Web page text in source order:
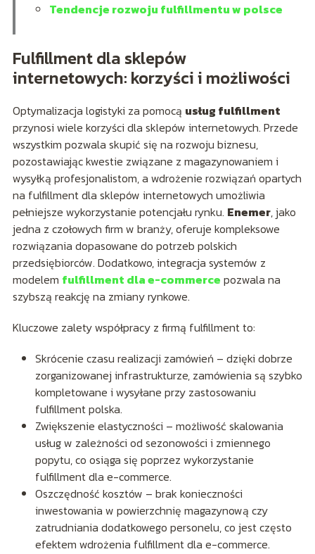
Tendencje rozwoju fulfillmentu w polsce
Fulfillment dla sklepów
internetowych: korzyści i możliwości
Optymalizacja logistyki za pomocą usług fulfillment
przynosi wiele korzyści dla sklepów internetowych. Przede
wszystkim pozwala skupić się na rozwoju biznesu,
pozostawiając kwestie związane z magazynowaniem i
wysyłką profesjonalistom, a wdrożenie rozwiązań opartych
na fulfillment dla sklepów internetowych umożliwia
pełniejsze wykorzystanie potencjału rynku. Enemer, jako
jedna z czołowych firm w branży, oferuje kompleksowe
rozwiązania dopasowane do potrzeb polskich
przedsiębiorców. Dodatkowo, integracja systemów z
modelem fulfillment dla e-commerce pozwala na
szybszą reakcję na zmiany rynkowe.
Kluczowe zalety współpracy z firmą fulfillment to:
Skrócenie czasu realizacji zamówień – dzięki dobrze
zorganizowanej infrastrukturze, zamówienia są szybko
kompletowane i wysyłane przy zastosowaniu
fulfillment polska.
Zwiększenie elastyczności – możliwość skalowania
usług w zależności od sezonowości i zmiennego
popytu, co osiąga się poprzez wykorzystanie
fulfillment dla e-commerce.
Oszczędność kosztów – brak konieczności
inwestowania w powierzchnię magazynową czy
zatrudniania dodatkowego personelu, co jest często
efektem wdrożenia fulfillment dla e-commerce.